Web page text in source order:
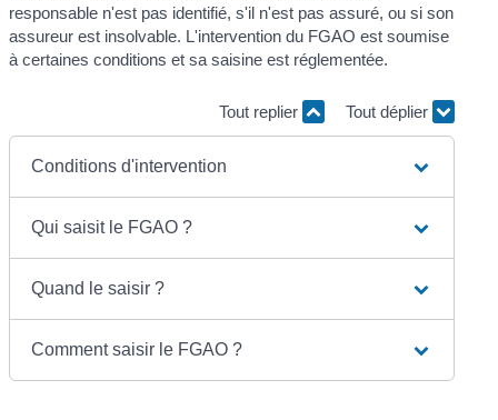
responsable n'est pas identifié, s'il n'est pas assuré, ou si son
assureur est insolvable. L'intervention du FGAO est soumise
à certaines conditions et sa saisine est réglementée.
Tout replier Tout déplier
Conditions d'intervention
Qui saisit le FGAO ?
Quand le saisir ?
Comment saisir le FGAO ?